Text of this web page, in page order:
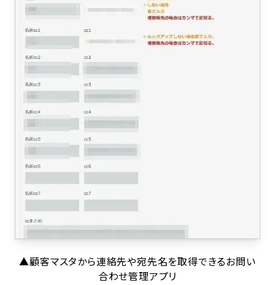
▲顧客マスタから連絡先や宛先名を取得できるお問い
合わせ管理アプリ